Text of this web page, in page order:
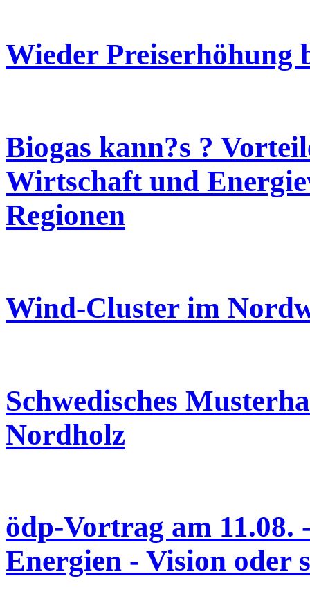
Wieder Preiserhöhung
Biogas kann?s ?
Wirtschaft und
Regionen
Wind-Cluster im
Schwedisches
Nordholz
ödp-Vortrag am
Energien - Vision